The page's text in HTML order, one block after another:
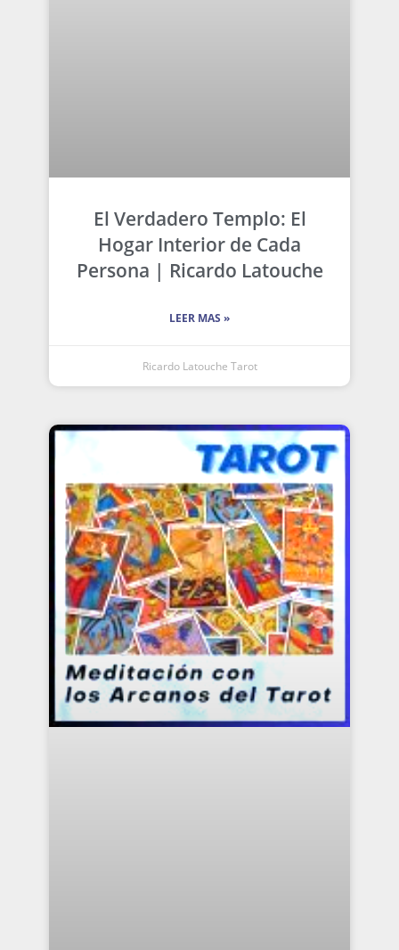
El Verdadero Templo: El
Hogar Interior de Cada
Persona | Ricardo Latouche
LEER MAS »
Ricardo Latouche Tarot